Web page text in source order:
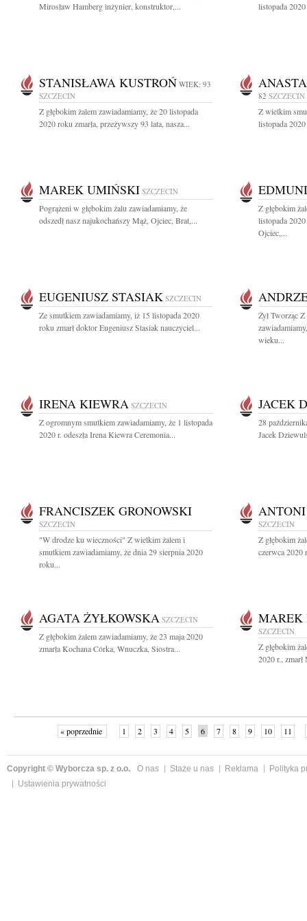
Mirosław Hamberg inżynier, konstruktor,...
listopada
STANISŁAWA KUSTROŃ WIEK: 93
SZCZECIN
Z głębokim żalem zawiadamiamy, że 20 listopada
2020 roku zmarła, przeżywszy 93 lata, nasza...
82 SZCZECIN
Z wielkim
listopada
MAREK UMIŃSKI SZCZECIN
Pogrążeni w głębokim żalu zawiadamiamy, że
odszedł nasz najukochańszy Mąż, Ojciec, Brat,...
Z głębokim
listopada
Ojciec,...
EUGENIUSZ STASIAK SZCZECIN
Ze smutkiem zawiadamiamy, iż 15 listopada 2020
roku zmarł doktor Eugeniusz Stasiak nauczyciel...
Żył Tworząc
wieku...
IRENA KIEWRA SZCZECIN
Z ogromnym smutkiem zawiadamiamy, że 1 listopada
2020 r. odeszła Irena Kiewra Ceremonia...
JACEK
28
Jacek
FRANCISZEK GRONOWSKI
SZCZECIN
"W drodze ku wieczności" Z wielkim żalem i
smutkiem zawiadamiamy, że dnia 29 sierpnia 2020
roku...
SZCZECIN
Z głębokim
czerwca 2020
AGATA ŻYŁKOWSKA SZCZECIN
Z głębokim żalem zawiadamiamy, że 23 maja 2020
zmarła Kochana Córka, Wnuczka, Siostra...
MAREK
SZCZECIN
Z głębokim
2020 r.,
« poprzednie 1 2 3 4 5 6 7 8 9 10 11
Copyright © Wyborcza sp. z o.o. O nas Staże u nas Reklama
Polityka
Ustawienia prywatności